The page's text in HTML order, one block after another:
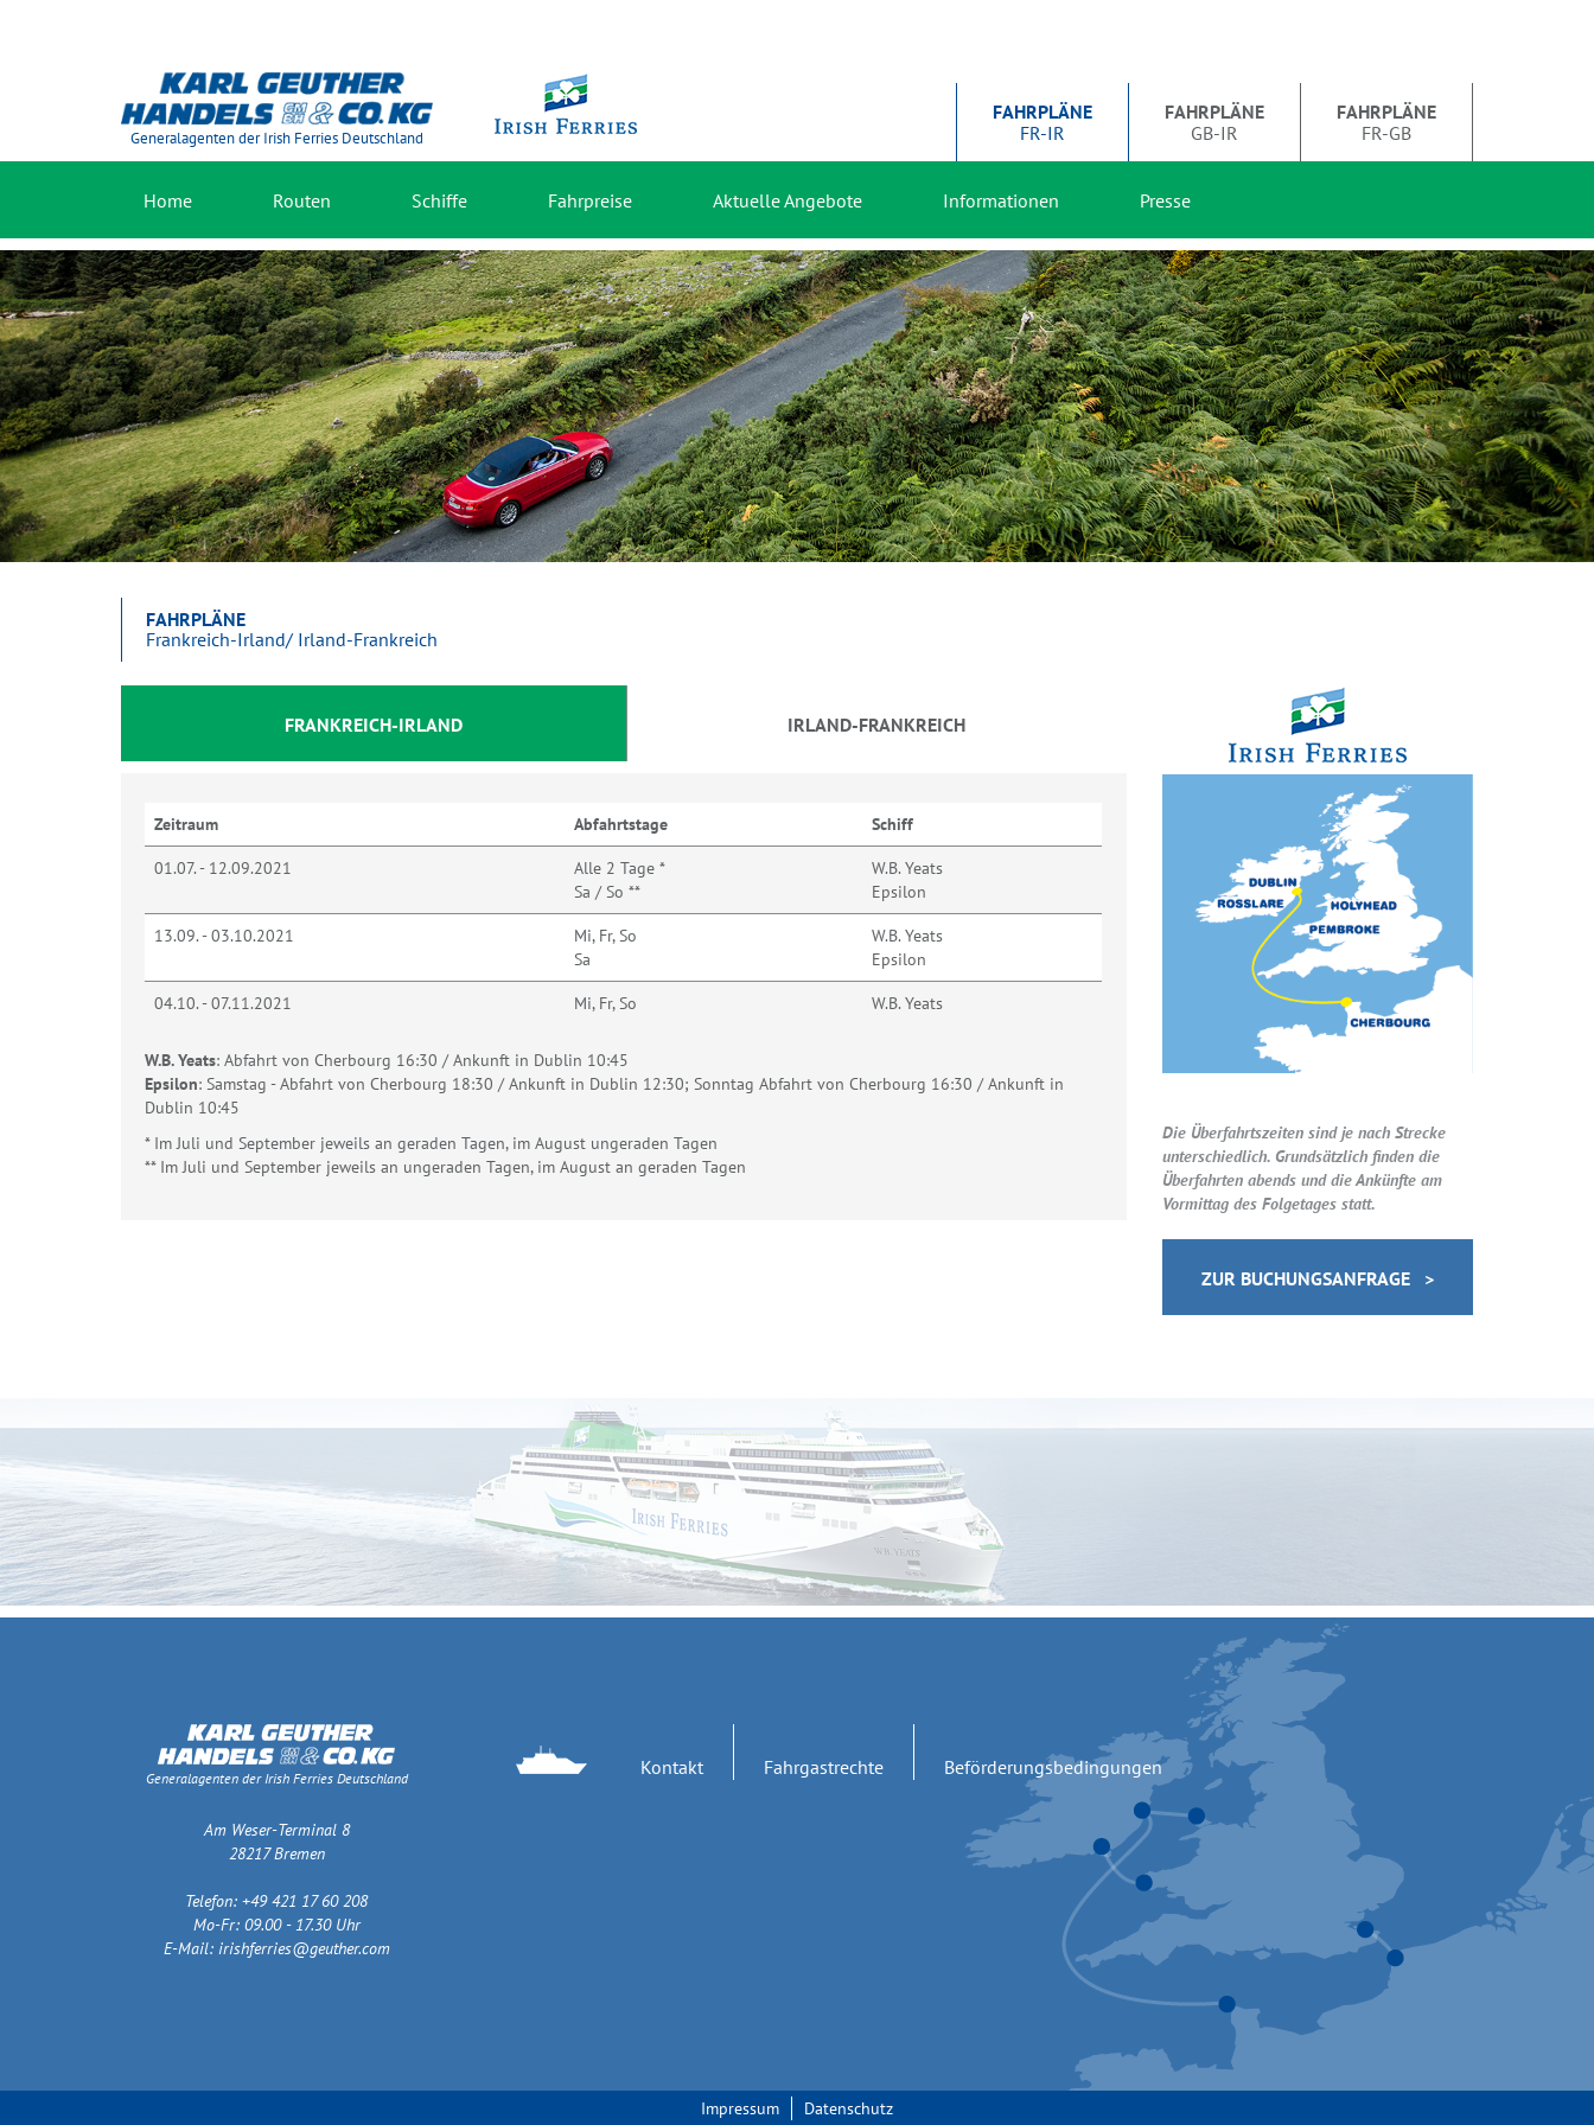
Generalagenten der Irish Ferries Deutschland
FAHRPLÄNE
FR-IR
FAHRPLÄNE
GB-IR
FAHRPLÄNE
FR-GB
Home Routen Schiffe Fahrpreise Aktuelle Angebote Informationen Presse
FAHRPLÄNE
Frankreich-Irland/ Irland-Frankreich
FRANKREICH-IRLAND IRLAND-FRANKREICH
Zeitraum Abfahrtstage Schiff
01.07. - 12.09.2021
Alle 2 Tage *
Sa / So **
W.B. Yeats
Epsilon
13.09. - 03.10.2021
Mi, Fr, So
Sa
W.B. Yeats
Epsilon
04.10. - 07.11.2021 Mi, Fr, So W.B. Yeats
W.B. Yeats: Abfahrt von Cherbourg 16:30 / Ankunft in Dublin 10:45
Epsilon: Samstag - Abfahrt von Cherbourg 18:30 / Ankunft in Dublin 12:30; Sonntag Abfahrt von Cherbourg 16:30 / Ankunft in
Dublin 10:45
* Im Juli und September jeweils an geraden Tagen, im August ungeraden Tagen
** Im Juli und September jeweils an ungeraden Tagen, im August an geraden Tagen
Die Überfahrtszeiten sind je nach Strecke
unterschiedlich. Grundsätzlich finden die
Überfahrten abends und die Ankünfte am
Vormittag des Folgetages statt.
ZUR BUCHUNGSANFRAGE >
Generalagenten der Irish Ferries Deutschland
Am Weser-Terminal 8
28217 Bremen
Telefon: +49 421 17 60 208
Mo-Fr: 09.00 - 17.30 Uhr
E-Mail: irishferries@geuther.com
Kontakt Fahrgastrechte Beförderungsbedingungen
Impressum Datenschutz